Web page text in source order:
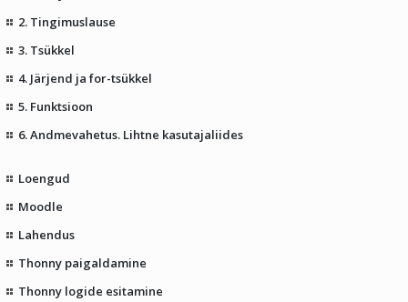
2. Tingimuslause
3. Tsükkel
4. Järjend ja for-tsükkel
5. Funktsioon
6. Andmevahetus. Lihtne kasutajaliides
Loengud
Moodle
Lahendus
Thonny paigaldamine
Thonny logide esitamine